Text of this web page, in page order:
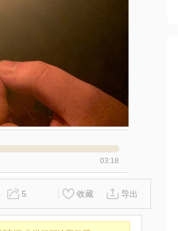
03:18
5 收藏 导出